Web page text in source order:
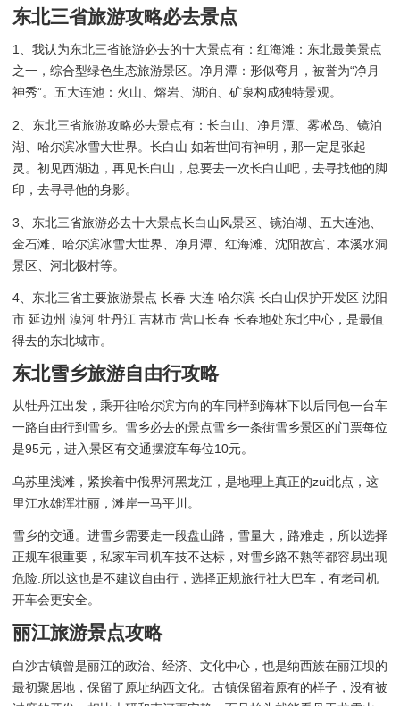
东北三省旅游攻略必去景点
1、我认为东北三省旅游必去的十大景点有：红海滩：东北最美景点
之一，综合型绿色生态旅游景区。净月潭：形似弯月，被誉为“净月
神秀”。五大连池：火山、熔岩、湖泊、矿泉构成独特景观。
2、东北三省旅游攻略必去景点有：长白山、净月潭、雾凇岛、镜泊
湖、哈尔滨冰雪大世界。长白山 如若世间有神明，那一定是张起
灵。初见西湖边，再见长白山，总要去一次长白山吧，去寻找他的脚
印，去寻寻他的身影。
3、东北三省旅游必去十大景点长白山风景区、镜泊湖、五大连池、
金石滩、哈尔滨冰雪大世界、净月潭、红海滩、沈阳故宫、本溪水洞
景区、河北极村等。
4、东北三省主要旅游景点 长春 大连 哈尔滨 长白山保护开发区 沈阳
市 延边州 漠河 牡丹江 吉林市 营口长春 长春地处东北中心，是最值
得去的东北城市。
东北雪乡旅游自由行攻略
从牡丹江出发，乘开往哈尔滨方向的车同样到海林下以后同包一台车
一路自由行到雪乡。雪乡必去的景点雪乡一条街雪乡景区的门票每位
是95元，进入景区有交通摆渡车每位10元。
乌苏里浅滩，紧挨着中俄界河黑龙江，是地理上真正的zui北点，这
里江水雄浑壮丽，滩岸一马平川。
雪乡的交通。进雪乡需要走一段盘山路，雪量大，路难走，所以选择
正规车很重要，私家车司机车技不达标，对雪乡路不熟等都容易出现
危险.所以这也是不建议自由行，选择正规旅行社大巴车，有老司机
开车会更安全。
丽江旅游景点攻略
白沙古镇曾是丽江的政治、经济、文化中心，也是纳西族在丽江坝的
最初聚居地，保留了原址纳西文化。古镇保留着原有的样子，没有被